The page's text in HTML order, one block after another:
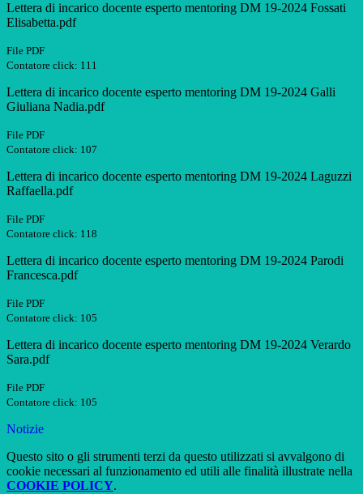
Lettera di incarico docente esperto mentoring DM 19-2024 Fossati
Elisabetta.pdf
File PDF
Contatore click: 111
Lettera di incarico docente esperto mentoring DM 19-2024 Galli
Giuliana Nadia.pdf
File PDF
Contatore click: 107
Lettera di incarico docente esperto mentoring DM 19-2024 Laguzzi
Raffaella.pdf
File PDF
Contatore click: 118
Lettera di incarico docente esperto mentoring DM 19-2024 Parodi
Francesca.pdf
File PDF
Contatore click: 105
Lettera di incarico docente esperto mentoring DM 19-2024 Verardo
Sara.pdf
File PDF
Contatore click: 105
Notizie
Questo sito o gli strumenti terzi da questo utilizzati si avvalgono di
cookie necessari al funzionamento ed utili alle finalità illustrate nella
COOKIE POLICY.